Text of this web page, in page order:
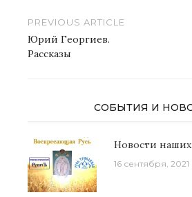
Навигация
записям
PREVIOUS ARTICLE
Юрий Георгиев.
Рассказы
СОБЫТИЯ И
Новости
16 сентября, 2021